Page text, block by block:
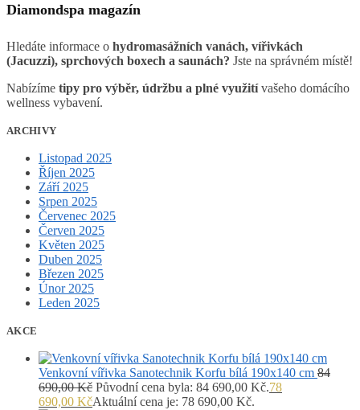
Diamondspa magazín
Hledáte informace o hydromasážních vanách, vířivkách
(Jacuzzi), sprchových boxech a saunách? Jste na správném místě!
Nabízíme tipy pro výběr, údržbu a plné využitívašeho domácího
wellness vybavení.
ARCHIVY
Listopad 2025
Říjen 2025
Září 2025
Srpen 2025
Červenec 2025
Červen 2025
Květen 2025
Duben 2025
Březen 2025
Únor 2025
Leden 2025
AKCE
Venkovní vířivka Sanotechnik Korfu bílá 190x140 cm 84
690,00Kč Původní cena byla: 84 690,00 Kč.78
690,00 KčAktuální cena je: 78 690,00 Kč.